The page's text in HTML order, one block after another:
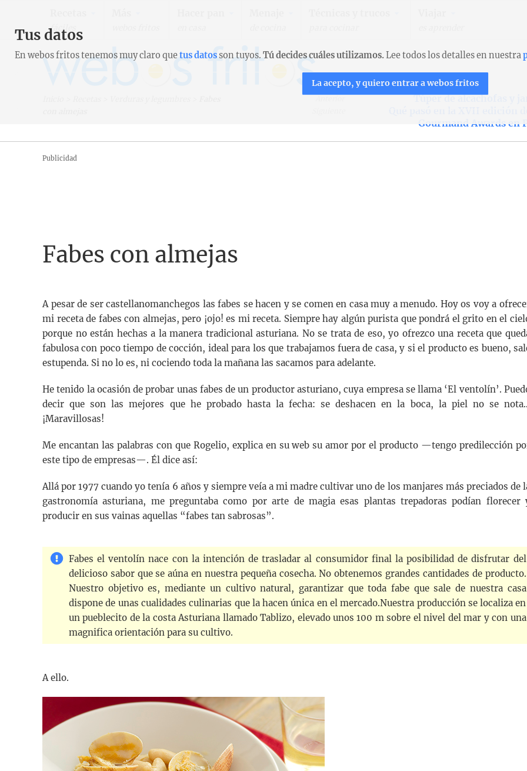
fáciles
Túper de alcachofas y
Gourmand Awards en
Publicidad
Fabes con almejas
A pesar de ser castellanomanchegos las fabes se hacen y se comen en casa muy a menudo. Hoy os voy a
mi receta de fabes con almejas, pero ¡ojo! es mi receta. Siempre hay algún purista que pondrá el grito en el
porque no están hechas a la manera tradicional asturiana. No se trata de eso, yo ofrezco una receta que
fabulosa con poco tiempo de cocción, ideal para los que trabajamos fuera de casa, y si el producto es bueno,
estupenda. Si no lo es, ni cociendo toda la mañana las sacamos para adelante.
He tenido la ocasión de probar unas fabes de un productor asturiano, cuya empresa se llama ‘El ventolín’.
decir que son las mejores que he probado hasta la fecha: se deshacen en la boca, la piel no se
¡Maravillosas!
Me encantan las palabras con que Rogelio, explica en su web su amor por el producto —tengo predilección
este tipo de empresas—. Él dice así:
Allá por 1977 cuando yo tenía 6 años y siempre veía a mi madre cultivar uno de los manjares más preciados de
gastronomía asturiana, me preguntaba como por arte de magia esas plantas trepadoras podían florecer
producir en sus vainas aquellas “fabes tan sabrosas”.
Fabes el ventolín nace con la intención de trasladar al consumidor final la posibilidad de disfrutar del
delicioso sabor que se aúna en nuestra pequeña cosecha. No obtenemos grandes cantidades de producto.
Nuestro objetivo es, mediante un cultivo natural, garantizar que toda fabe que sale de nuestra casa
dispone de unas cualidades culinarias que la hacen única en el mercado.Nuestra producción se localiza en
un pueblecito de la costa Asturiana llamado Tablizo, elevado unos 100 m sobre el nivel del mar y con una
magnifica orientación para su cultivo.
A ello.
Tus datos
En webos fritos tenemos muy claro quetus datosson tuyos. Tú decides cuáles utilizamos.Lee todos los detalles en nuestra
La acepto, y quiero entrar a webos fritos